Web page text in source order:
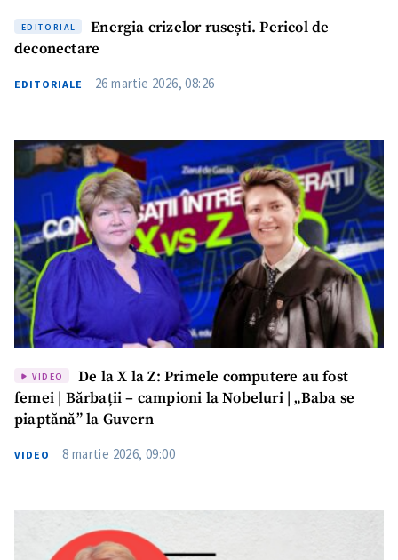
EDITORIAL
Energia crizelor rusești. Pericol de
deconectare
EDITORIALE 26 martie 2026, 08:26
VIDEO
De la X la Z: Primele computere au fost
femei | Bărbații – campioni la Nobeluri | „Baba se
piaptănă” la Guvern
VIDEO 8 martie 2026, 09:00